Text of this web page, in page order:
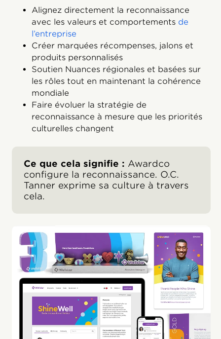
Alignez directement la reconnaissance
avec les valeurs et comportements de
l’entreprise
Créer marquées récompenses, jalons et
produits personnalisés
Soutien Nuances régionales et basées sur
les rôles tout en maintenant la cohérence
mondiale
Faire évoluer la stratégie de
reconnaissance à mesure que les priorités
culturelles changent
Ce que cela signifie : Awardco
configure la reconnaissance. O.C.
Tanner exprime sa culture à travers
cela.